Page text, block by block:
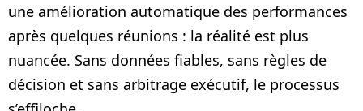
une amélioration automatique des performances
après quelques réunions : la réalité est plus
nuancée. Sans données fiables, sans règles de
décision et sans arbitrage exécutif, le processus